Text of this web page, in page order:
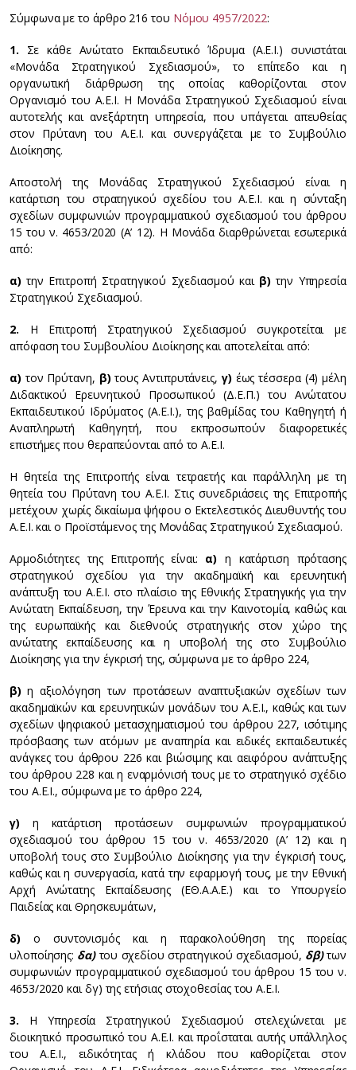
Σύμφωνα με το άρθρο 216 του Νόμου 4957/2022:
1. Σε κάθε Ανώτατο Εκπαιδευτικό Ίδρυμα (Α.Ε.Ι.) συνιστάται
«Μονάδα Στρατηγικού Σχεδιασμού», το επίπεδο και η
οργανωτική διάρθρωση της οποίας καθορίζονται στον
Οργανισμό του Α.Ε.Ι. Η Μονάδα Στρατηγικού Σχεδιασμού είναι
αυτοτελής και ανεξάρτητη υπηρεσία, που υπάγεται απευθείας
στον Πρύτανη του Α.Ε.Ι. και συνεργάζεται με το Συμβούλιο
Διοίκησης.
Αποστολή της Μονάδας Στρατηγικού Σχεδιασμού είναι η
κατάρτιση του στρατηγικού σχεδίου του Α.Ε.Ι. και η σύνταξη
σχεδίων συμφωνιών προγραμματικού σχεδιασμού του άρθρου
15 του ν. 4653/2020 (Α’ 12). Η Μονάδα διαρθρώνεται εσωτερικά
από:
α) την Επιτροπή Στρατηγικού Σχεδιασμού καιβ) την Υπηρεσία
Στρατηγικού Σχεδιασμού.
2. Η Επιτροπή Στρατηγικού Σχεδιασμού συγκροτείται με
απόφαση του Συμβουλίου Διοίκησης και αποτελείται από:
α)τον Πρύτανη, β)τους Αντιπρυτάνεις, γ) έως τέσσερα (4) μέλη
Διδακτικού Ερευνητικού Προσωπικού (Δ.Ε.Π.) του Ανώτατου
Εκπαιδευτικού Ιδρύματος (Α.Ε.Ι.), της βαθμίδας του Καθηγητή ή
Αναπληρωτή Καθηγητή, που εκπροσωπούν διαφορετικές
επιστήμες που θεραπεύονται από το Α.Ε.Ι.
Η θητεία της Επιτροπής είναι τετραετής και παράλληλη με τη
θητεία του Πρύτανη του Α.Ε.Ι. Στις συνεδριάσεις της Επιτροπής
μετέχουν χωρίς δικαίωμα ψήφου ο Εκτελεστικός Διευθυντής του
Α.Ε.Ι. και ο Προϊστάμενος της Μονάδας Στρατηγικού Σχεδιασμού.
Αρμοδιότητες της Επιτροπής είναι: α)η κατάρτιση πρότασης
στρατηγικού σχεδίου για την ακαδημαϊκή και ερευνητική
ανάπτυξη του Α.Ε.Ι. στο πλαίσιο της Εθνικής Στρατηγικής για την
Ανώτατη Εκπαίδευση, την Έρευνα και την Καινοτομία, καθώς και
της ευρωπαϊκής και διεθνούς στρατηγικής στον χώρο της
ανώτατης εκπαίδευσης και η υποβολή της στο Συμβούλιο
Διοίκησης για την έγκρισή της, σύμφωνα με το άρθρο 224,
β)η αξιολόγηση των προτάσεων αναπτυξιακών σχεδίων των
ακαδημαϊκών και ερευνητικών μονάδων του Α.Ε.Ι., καθώς και των
σχεδίων ψηφιακού μετασχηματισμού του άρθρου 227, ισότιμης
πρόσβασης των ατόμων με αναπηρία και ειδικές εκπαιδευτικές
ανάγκες του άρθρου 226 και βιώσιμης και αειφόρου ανάπτυξης
του άρθρου 228 και η εναρμόνισή τους με το στρατηγικό σχέδιο
του Α.Ε.Ι., σύμφωνα με το άρθρο 224,
γ) η κατάρτιση προτάσεων συμφωνιών προγραμματικού
σχεδιασμού του άρθρου 15 του ν. 4653/2020 (Α’ 12) και η
υποβολή τους στο Συμβούλιο Διοίκησης για την έγκρισή τους,
καθώς και η συνεργασία, κατά την εφαρμογή τους, με την Εθνική
Αρχή Ανώτατης Εκπαίδευσης (ΕΘ.Α.Α.Ε.) και το Υπουργείο
Παιδείας και Θρησκευμάτων,
δ) ο συντονισμός και η παρακολούθηση της πορείας
υλοποίησης: δα)του σχεδίου στρατηγικού σχεδιασμού, δβ)των
συμφωνιών προγραμματικού σχεδιασμού του άρθρου 15 του ν.
4653/2020 και δγ) της ετήσιας στοχοθεσίας του Α.Ε.Ι.
3. Η Υπηρεσία Στρατηγικού Σχεδιασμού στελεχώνεται με
διοικητικό προσωπικό του Α.Ε.Ι. και προΐσταται αυτής υπάλληλος
του Α.Ε.Ι., ειδικότητας ή κλάδου που καθορίζεται στον